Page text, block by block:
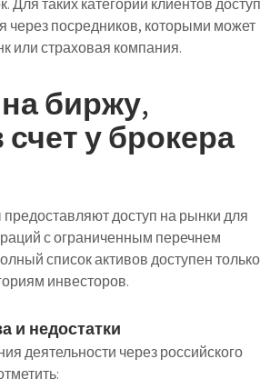
таких категорий клиентов доступ
через посредников, которыми может
или страховая компания.
биржу,
у брокера
доступ на рынки для
с ограниченным перечнем
список активов доступен только
инвесторов.
и недостатки
деятельности через российского